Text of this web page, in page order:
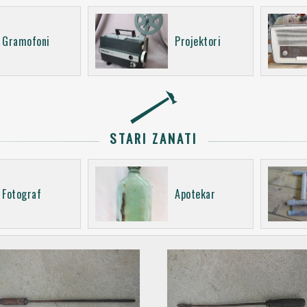
Gramofoni Projektori
STARI ZANATI
Fotograf Apotekar